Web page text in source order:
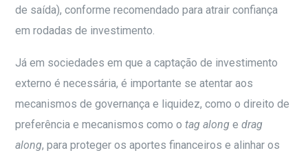
de saída), conforme recomendado para atrair confiança
em rodadas de investimento.
Já em sociedades em que a captação de investimento
externo é necessária, é importante se atentar aos
mecanismos de governança e liquidez, como o direito de
preferência e mecanismos como otag along edrag
along, para proteger os aportes financeiros e alinhar os